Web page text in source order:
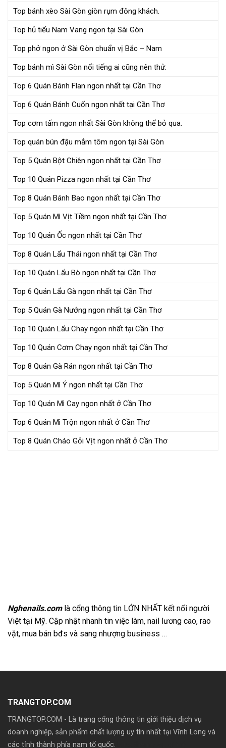
Top bánh xèo Sài Gòn giòn rụm đông khách.
Top hủ tiếu Nam Vang ngon tại Sài Gòn
Top phở ngon ở Sài Gòn chuẩn vị Bắc – Nam
Top bánh mì Sài Gòn nổi tiếng ai cũng nên thử.
Top 6 Quán Bánh Flan ngon nhất tại Cần Thơ
Top 6 Quán Bánh Cuốn ngon nhất tại Cần Thơ
Top cơm tấm ngon nhất Sài Gòn không thể bỏ qua.
Top quán bún đậu mắm tôm ngon tại Sài Gòn
Top 5 Quán Bột Chiên ngon nhất tại Cần Thơ
Top 10 Quán Pizza ngon nhất tại Cần Thơ
Top 8 Quán Bánh Bao ngon nhất tại Cần Thơ
Top 5 Quán Mì Vịt Tiềm ngon nhất tại Cần Thơ
Top 10 Quán Ốc ngon nhất tại Cần Thơ
Top 8 Quán Lẩu Thái ngon nhất tại Cần Thơ
Top 10 Quán Lẩu Bò ngon nhất tại Cần Thơ
Top 6 Quán Lẩu Gà ngon nhất tại Cần Thơ
Top 5 Quán Gà Nướng ngon nhất tại Cần Thơ
Top 10 Quán Lẩu Chay ngon nhất tại Cần Thơ
Top 10 Quán Cơm Chay ngon nhất tại Cần Thơ
Top 8 Quán Gà Rán ngon nhất tại Cần Thơ
Top 5 Quán Mì Ý ngon nhất tại Cần Thơ
Top 10 Quán Mì Cay ngon nhất ở Cần Thơ
Top 6 Quán Mì Trộn ngon nhất ở Cần Thơ
Top 8 Quán Cháo Gỏi Vịt ngon nhất ở Cần Thơ
Nghenails.comlà cổng thông tin LỚN NHẤT kết nối người
Việt tại Mỹ. Cập nhật nhanh tin việc làm, nail lương cao, rao
vặt, mua bán bđs và sang nhượng business …
TRANGTOP.COM
TRANGTOP.COM - Là trang cổng thông tin giới thiệu dịch vụ
doanh nghiệp, sản phẩm chất lượng uy tín nhất tại Vĩnh Long và
các tỉnh thành phía nam tổ quốc.